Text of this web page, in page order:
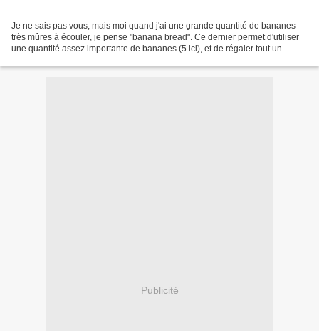
Je ne sais pas vous, mais moi quand j'ai une grande quantité de bananes
très mûres à écouler, je pense "banana bread". Ce dernier permet d'utiliser
une quantité assez importante de bananes (5 ici), et de régaler tout un
Publicité